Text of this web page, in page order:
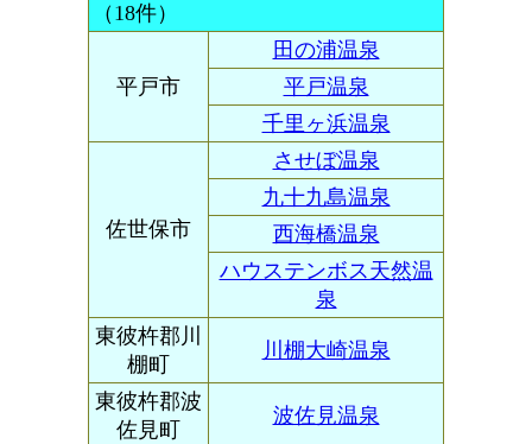
（18件）
平戸市
田の浦温泉
平戸温泉
千里ヶ浜温泉
佐世保市
させぼ温泉
九十九島温泉
西海橋温泉
ハウステンボス天然温
泉
東彼杵郡川
棚町
川棚大崎温泉
東彼杵郡波
佐見町
波佐見温泉